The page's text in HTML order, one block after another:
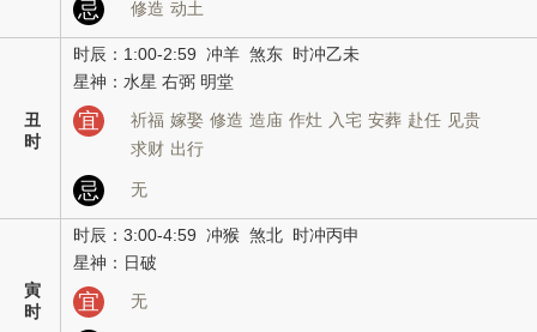
忌 修造 动土
丑
时
时辰：1:00-2:59 冲羊 煞东 时冲乙未
星神：水星 右弼 明堂
宜 祈福 嫁娶 修造 造庙 作灶 入宅 安葬 赴任 见贵
求财 出行
忌 无
寅
时
时辰：3:00-4:59 冲猴 煞北 时冲丙申
星神：日破
宜 无